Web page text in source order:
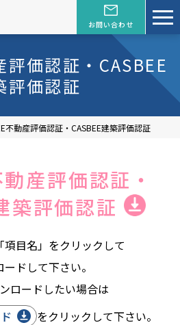
お問い合わせ
評価認証・CASBEE
評価認証
不動産評価認証・CASBEE建築評価認証
産評価認証・
築評価認証
目名」をクリックして
ドして下さい。
ロードしたい場合は
をクリックして下さい。